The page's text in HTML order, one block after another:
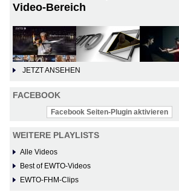
Video-Bereich
JETZT ANSEHEN
FACEBOOK
Facebook Seiten-Plugin aktivieren
WEITERE PLAYLISTS
Alle Videos
Best of EWTO-Videos
EWTO-FHM-Clips